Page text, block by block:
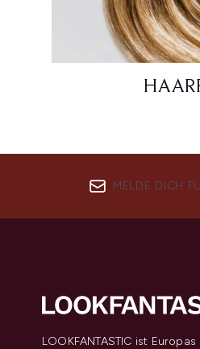
MELDE DICH
LOOKFANTASTIC ist Europas